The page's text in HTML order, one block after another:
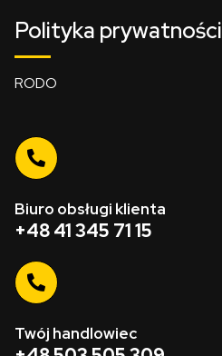
Polityka prywatności
RODO
Biuro obsługi klienta
+48 41 345 71 15
Twój handlowiec